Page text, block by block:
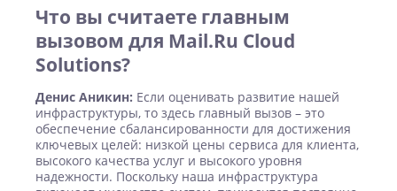
Что вы считаете главным
вызовом для Mail.Ru Cloud
Solutions?
Денис Аникин: Если оценивать развитие нашей
инфраструктуры, то здесь главный вызов – это
обеспечение сбалансированности для достижения
ключевых целей: низкой цены сервиса для клиента,
высокого качества услуг и высокого уровня
надежности. Поскольку наша инфраструктура